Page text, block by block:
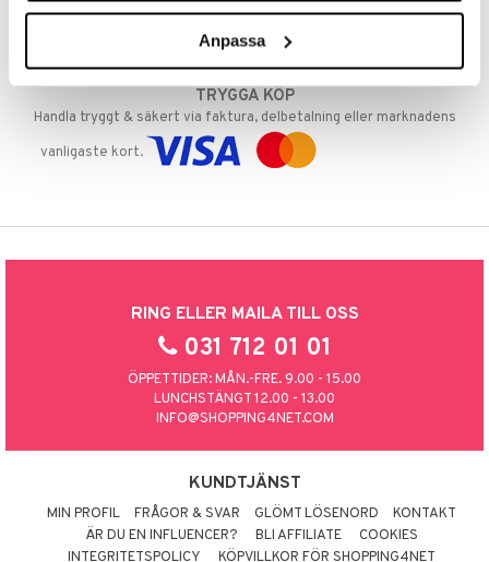
Anpassa
GODKÄND AV LÄKEMEDELSVERKET
EU-logotypen är symbolen som visar att vi är godkända av
TRYGGA KÖP
Handla tryggt & säkert via faktura, delbetalning eller marknadens
vanligaste kort.
RING ELLER MAILA TILL OSS
031 712 01 01
ÖPPETTIDER: MÅN.-FRE. 9.00 - 15.00
LUNCHSTÄNGT 12.00 - 13.00
INFO@SHOPPING4NET.COM
KUNDTJÄNST
MIN PROFIL FRÅGOR & SVAR GLÖMT LÖSENORD
KONTAKT
ÄR DU EN INFLUENCER?
BLI AFFILIATE
COOKIES
INTEGRITETSPOLICY
KÖPVILLKOR FÖR SHOPPING4NET